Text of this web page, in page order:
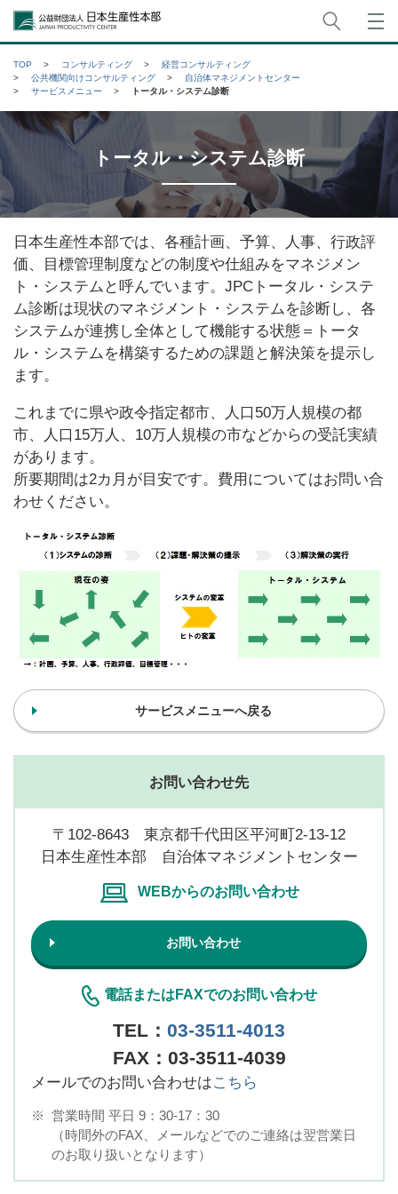
公益財団法人日本生産性本部
TOP コンサルティング
経営コンサルティング
公共機関向けコンサルティング
自治体マネジメントセンター
サービスメニュー
トータル・システム診断
トータル・システム診断
日本生産性本部では、各種計画、予算、人事、行政評
価、目標管理制度などの制度や仕組みをマネジメン
ト・システムと呼んでいます。JPCトータル・システ
ム診断は現状のマネジメント・システムを診断し、各
システムが連携し全体として機能する状態＝トータ
ル・システムを構築するための課題と解決策を提示し
ます。
これまでに県や政令指定都市、人口50万人規模の都
市、人口15万人、10万人規模の市などからの受託実績
があります。
所要期間は2カ月が目安です。費用についてはお問い合
わせください。
サービスメニューへ戻る
お問い合わせ先
〒102-8643 東京都千代田区平河町2-13-12
日本生産性本部 自治体マネジメントセンター
WEBからのお問い合わせ
お問い合わせ
電話またはFAXでのお問い合わせ
TEL： 03-3511-4013
FAX：03-3511-4039
メールでのお問い合わせはこちら
※ 営業時間 平日 9：30-17：30
（時間外のFAX、メールなどでのご連絡は翌営業日
のお取り扱いとなります）